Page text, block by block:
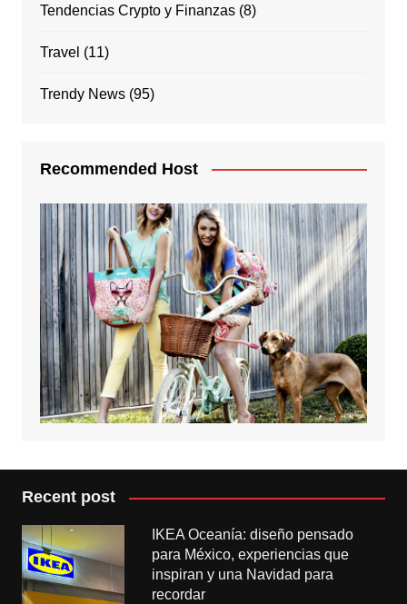
Tendencias Crypto y Finanzas(8)
Travel (11)
Trendy News(95)
Recommended Host
Recent post
IKEA Oceanía: diseño pensado
para México, experiencias que
inspiran y una Navidad para
recordar